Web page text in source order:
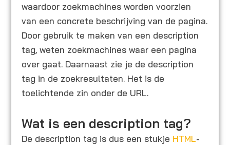
waardoor zoekmachines worden voorzien
van een concrete beschrijving van de pagina.
Door gebruik te maken van een description
tag, weten zoekmachines waar een pagina
over gaat. Daarnaast zie je de description
tag in de zoekresultaten. Het is de
toelichtende zin onder de URL.
Wat is een description tag?
De description tag is dus een stukje HTML-